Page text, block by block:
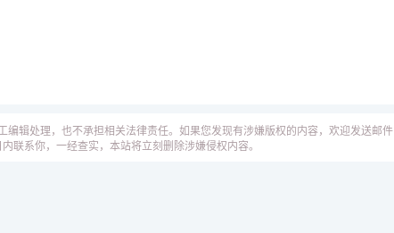
辑处理，也不承担相关法律责任。如果您发现有涉嫌版权的内容，欢迎发送邮件
联系你，一经查实，本站将立刻删除涉嫌侵权内容。